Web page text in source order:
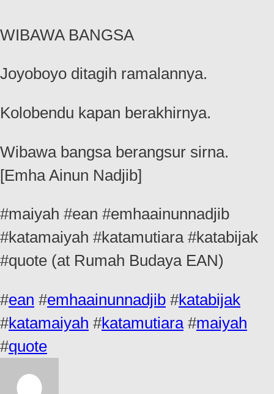
WIBAWA BANGSA
Joyoboyo ditagih ramalannya.
Kolobendu kapan berakhirnya.
Wibawa bangsa berangsur sirna.
[Emha Ainun Nadjib]
#maiyah #ean #emhaainunnadjib
#katamaiyah #katamutiara #katabijak
#quote (at Rumah Budaya EAN)
#ean #emhaainunnadjib #katabijak
#katamaiyah #katamutiara#maiyah
#quote